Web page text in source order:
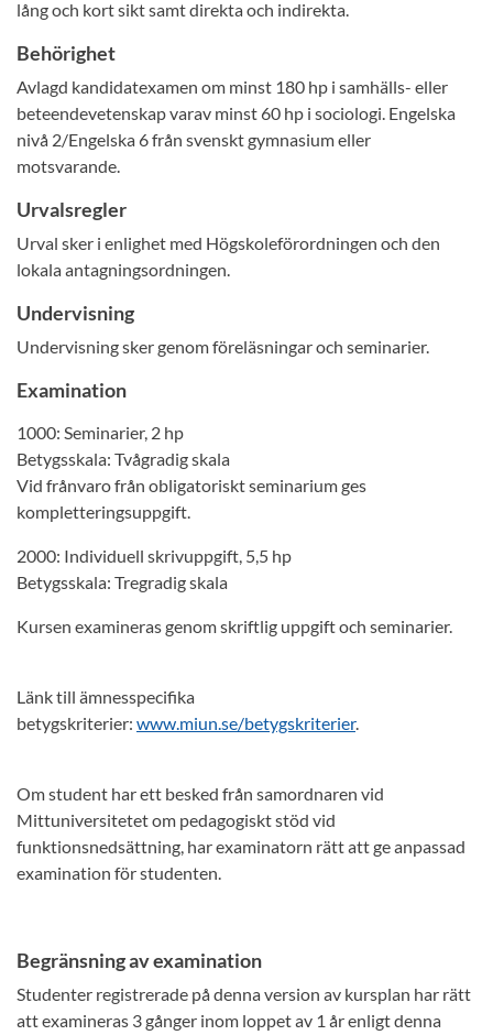
lång och kort sikt samt direkta och indirekta.
Behörighet
Avlagd kandidatexamen om minst 180 hp i samhälls- eller
beteendevetenskap varav minst 60 hp i sociologi. Engelska
nivå 2/Engelska 6 från svenskt gymnasium eller
motsvarande.
Urvalsregler
Urval sker i enlighet med Högskoleförordningen och den
lokala antagningsordningen.
Undervisning
Undervisning sker genom föreläsningar och seminarier.
Examination
1000: Seminarier, 2 hp
Betygsskala: Tvågradig skala
Vid frånvaro från obligatoriskt seminarium ges
kompletteringsuppgift.
2000: Individuell skrivuppgift, 5,5 hp
Betygsskala: Tregradig skala
Kursen examineras genom skriftlig uppgift och seminarier.
Länk till ämnesspecifika
betygskriterier: www.miun.se/betygskriterier.
Om student har ett besked från samordnaren vid
Mittuniversitetet om pedagogiskt stöd vid
funktionsnedsättning, har examinatorn rätt att ge anpassad
examination för studenten.
Begränsning av examination
Studenter registrerade på denna version av kursplan har rätt
att examineras 3 gånger inom loppet av 1 år enligt denna